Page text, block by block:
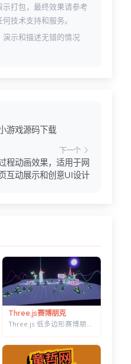
打包，最终效果请参考
技术支持和服务。
示和描述无错的情况
游戏源码下载
下一个
程动画效果，适用于网
互动展示和创意UI设计
Three.js赛博朋克
Three.js 低多边形赛博朋克村落 — 霓虹辉光夜景，五项参数实时可调